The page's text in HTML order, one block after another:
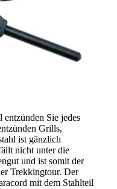
Sie jedes
Grills,
ist gänzlich
nicht unter die
und ist somit der
Trekkingtour. Der
mit dem Stahlteil